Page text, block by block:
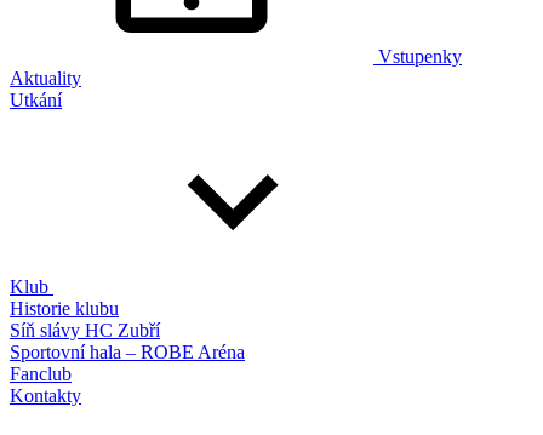
Vstupenky
Aktuality
Utkání
Klub
Historie klubu
Síň slávy HC Zubří
Sportovní hala – ROBE Aréna
Fanclub
Kontakty